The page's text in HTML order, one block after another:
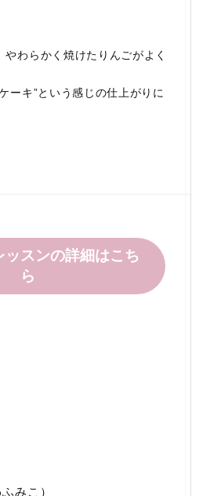
やわらかく焼けたりんごがよく
ーキ”という感じの仕上がりに
ッスンの詳細はこち
ら
みこ）